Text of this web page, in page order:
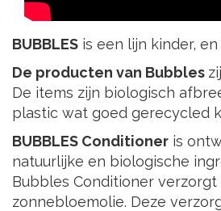
BUBBLES is een lijn kinder,
De producten van Bubbles
De items zijn biologisch
plastic wat goed gerecycled
BUBBLES Conditioner is
natuurlijke en biologische
Bubbles Conditioner
zonnebloemolie. Deze